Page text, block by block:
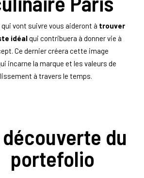
vont suivre vous aideront à trouver
idéalqui contribuera à donner vie à
Ce dernier créera cette image
incarne la marque et les valeurs de
à travers le temps.
découverte du
portefolio